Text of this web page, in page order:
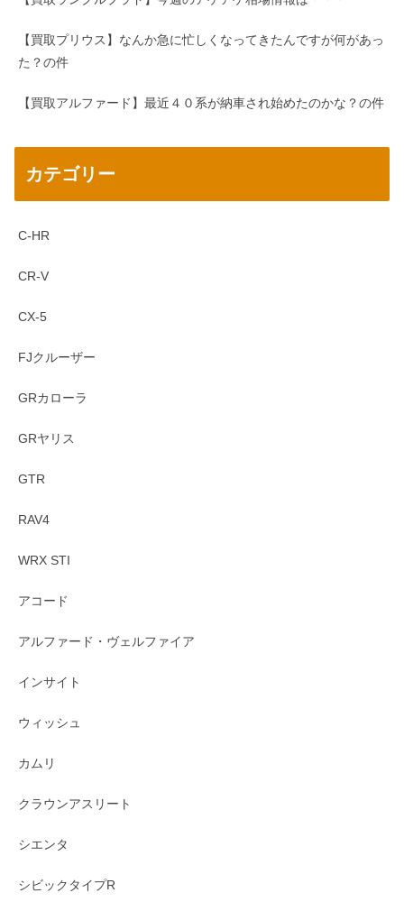
【買取プリウス】なんか急に忙しくなってきたんですが何があっ
た？の件
【買取アルファード】最近４０系が納車され始めたのかな？の件
カテゴリー
C-HR
CR-V
CX-5
FJクルーザー
GRカローラ
GRヤリス
GTR
RAV4
WRX STI
アコード
アルファード・ヴェルファイア
インサイト
ウィッシュ
カムリ
クラウンアスリート
シエンタ
シビックタイプR